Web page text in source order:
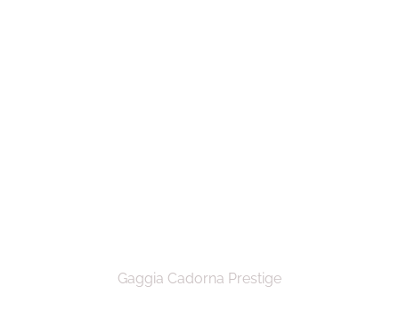
Gaggia Cadorna Prestige